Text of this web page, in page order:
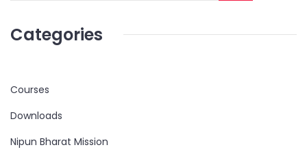
Categories
Courses
Downloads
Nipun Bharat Mission